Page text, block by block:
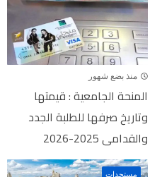
منذ بضع شهور
المنحة الجامعية : قيمتها
وتاريخ صرفها للطلبة الجدد
والقدامى 2025-2026
مستجدات